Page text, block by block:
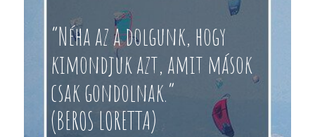
“Néha az a dolgunk, hogy
kimondjuk azt, amit mások
csak gondolnak.”
(BEROS LORETTA)